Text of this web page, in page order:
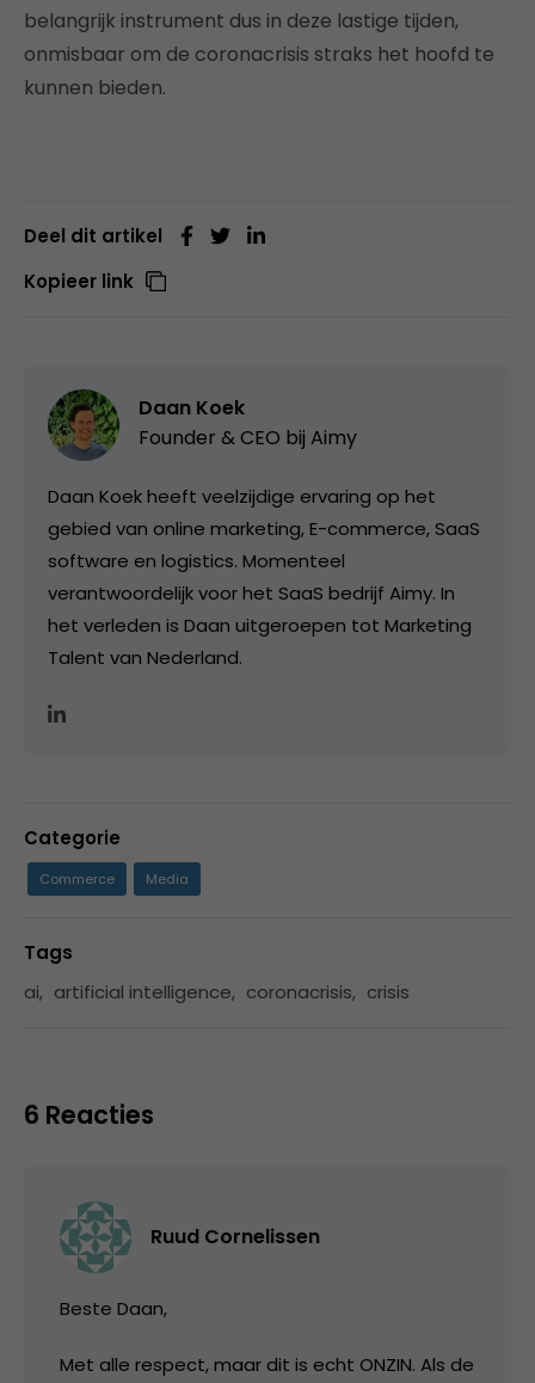
belangrijk instrument dus in deze lastige tijden,
onmisbaar om de coronacrisis straks het hoofd te
kunnen bieden.
Deel dit artikel
Kopieer link
Daan Koek
Founder & CEO bij Aimy
Daan Koek heeft veelzijdige ervaring op het
gebied van online marketing, E-commerce, SaaS
software en logistics. Momenteel
verantwoordelijk voor het SaaS bedrijf Aimy. In
het verleden is Daan uitgeroepen tot Marketing
Talent van Nederland.
Categorie
Commerce Media
Tags
ai, artificial intelligence, coronacrisis, crisis
6 Reacties
Ruud Cornelissen
Beste Daan,
Met alle respect, maar dit is echt ONZIN. Als de